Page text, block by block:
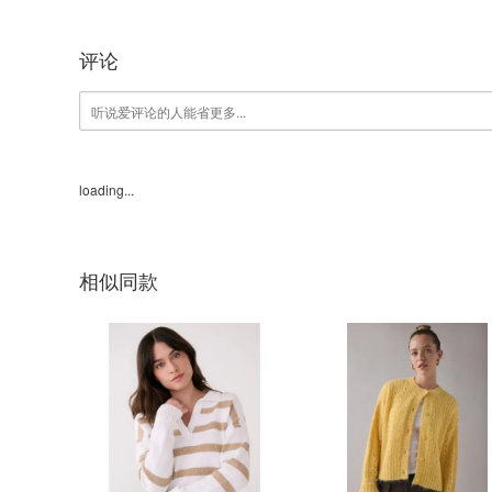
评论
loading...
相似同款